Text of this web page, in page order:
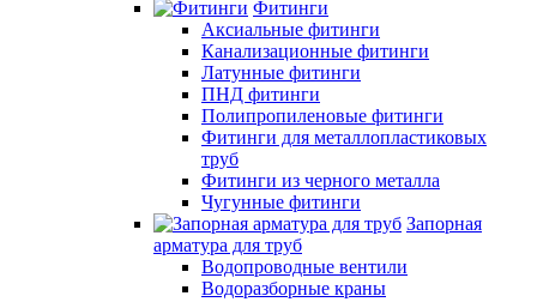
Фитинги
Аксиальные фитинги
Канализационные фитинги
Латунные фитинги
ПНД фитинги
Полипропиленовые фитинги
Фитинги для металлопластиковых
труб
Фитинги из черного металла
Чугунные фитинги
Запорная
арматура для труб
Водопроводные вентили
Водоразборные краны